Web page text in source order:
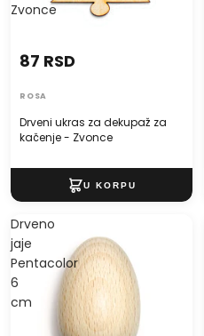
Zvonce
Drveni ukras za dekupaž za
kačenje - Zvonce
87 RSD
ROSA
Drveno
jaje
Pentacolor
6
cm